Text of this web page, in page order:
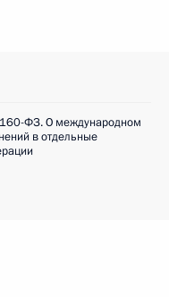
ФЗ. О международном
в отдельные